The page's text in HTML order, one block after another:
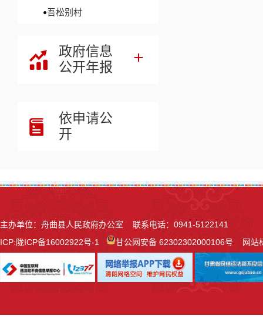
吾松别村
政府信息
公开年报
依申请公
开
主办单位：舟曲县人民政府办公室 联系电话：0941-5122141
ICP:陇ICP备16002922号-1 甘公网安备 62302302000106号网站